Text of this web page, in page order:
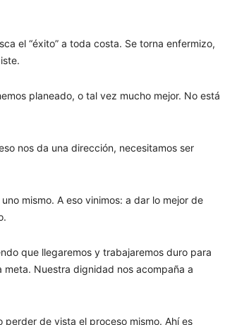
el “éxito” a toda costa. Se torna enfermizo,
planeado, o tal vez mucho mejor. No está
nos da una dirección, necesitamos ser
mismo. A eso vinimos: a dar lo mejor de
que llegaremos y trabajaremos duro para
Nuestra dignidad nos acompaña a
de vista el proceso mismo. Ahí es